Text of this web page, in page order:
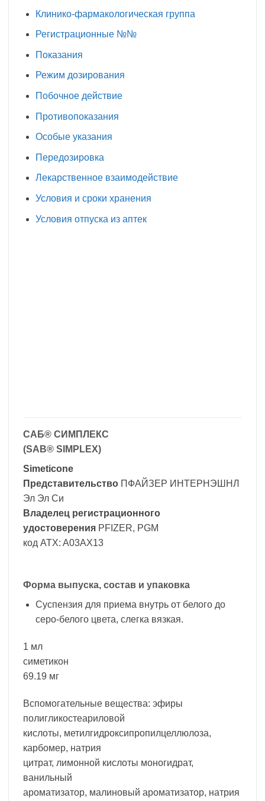
Клинико-фармакологическая группа
Регистрационные №№
Показания
Режим дозирования
Побочное действие
Противопоказания
Особые указания
Передозировка
Лекарственное взаимодействие
Условия и сроки хранения
Условия отпуска из аптек
САБ® СИМПЛЕКС
(SAB® SIMPLEX)
Simeticone
Представительство ПФАЙЗЕР ИНТЕРНЭШНЛ
Эл Эл Си
Владелец регистрационного
удостоверения PFIZER, PGM
код ATX: A03AX13
Форма выпуска, состав и упаковка
Суспензия для приема внутрь от белого до
серо-белого цвета, слегка вязкая.
1 мл
симетикон
69.19 мг
Вспомогательные вещества: эфиры
полигликостеариловой
кислоты, метилгидроксипропилцеллюлоза,
карбомер, натрия
цитрат, лимонной кислоты моногидрат,
ванильный
ароматизатор, малиновый ароматизатор, натрия